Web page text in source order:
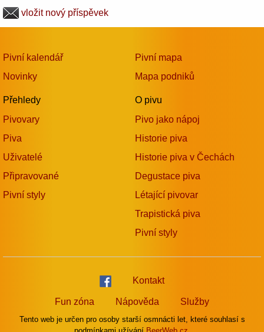
vložit nový příspěvek
Pivní kalendář
Novinky
Přehledy
Pivovary
Piva
Uživatelé
Připravované
Pivní styly
Pivní mapa
Mapa podniků
O pivu
Pivo jako nápoj
Historie piva
Historie piva v Čechách
Degustace piva
Létající pivovar
Trapistická piva
Pivní styly
Kontakt
Fun zóna Nápověda Služby
Tento web je určen pro osoby starší osmnácti let, které souhlasí s